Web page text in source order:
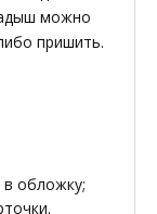
можно
пришить.
в обложку;